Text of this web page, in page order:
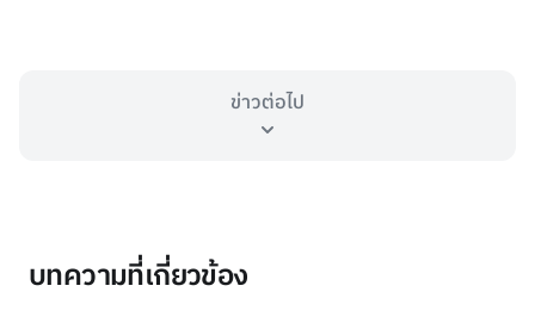
ข่าวต่อไป
บทความที่เกี่ยวข้อง